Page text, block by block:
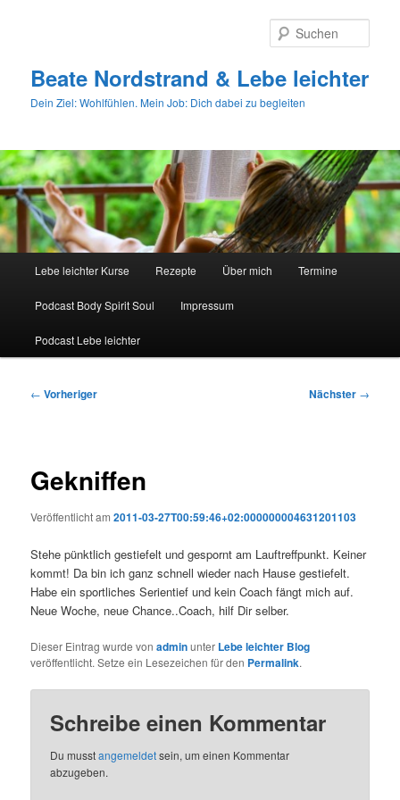
Beate Nordstrand & Lebe leichter
Dein Ziel: Wohlfühlen. Mein Job: Dich dabei zu begleiten
Lebe leichter Kurse Rezepte Über mich Termine
Podcast Body Spirit Soul Impressum
Podcast Lebe leichter
Beitragsnavigation
← Vorheriger Nächster →
Gekniffen
Veröffentlicht am2011-03-27T00:59:46+02:000000004631201103
Stehe pünktlich gestiefelt und gespornt am Lauftreffpunkt. Keiner
kommt! Da bin ich ganz schnell wieder nach Hause gestiefelt.
Habe ein sportliches Serientief und kein Coach fängt mich auf.
Neue Woche, neue Chance..Coach, hilf Dir selber.
Dieser Eintrag wurde vonadminunter Lebe leichter Blog
veröffentlicht. Setze ein Lesezeichen für den Permalink.
Schreibe einen Kommentar
Du musstangemeldetsein, um einen Kommentar
abzugeben.